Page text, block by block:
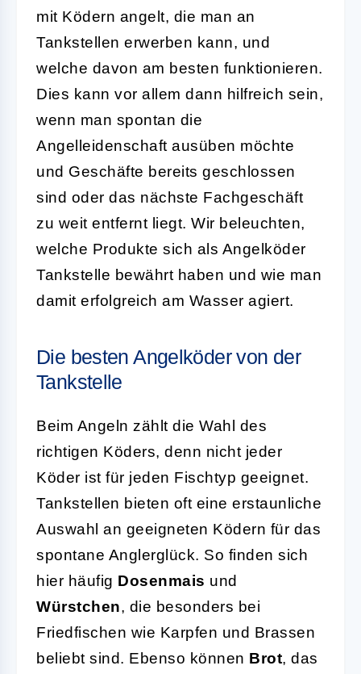
mit Ködern angelt, die man an
Tankstellen erwerben kann, und
welche davon am besten funktionieren.
Dies kann vor allem dann hilfreich sein,
wenn man spontan die
Angelleidenschaft ausüben möchte
und Geschäfte bereits geschlossen
sind oder das nächste Fachgeschäft
zu weit entfernt liegt. Wir beleuchten,
welche Produkte sich als Angelköder
Tankstelle bewährt haben und wie man
damit erfolgreich am Wasser agiert.
Die besten Angelköder von der
Tankstelle
Beim Angeln zählt die Wahl des
richtigen Köders, denn nicht jeder
Köder ist für jeden Fischtyp geeignet.
Tankstellen bieten oft eine erstaunliche
Auswahl an geeigneten Ködern für das
spontane Anglerglück. So finden sich
hier häufig Dosenmais und
Würstchen, die besonders bei
Friedfischen wie Karpfen und Brassen
beliebt sind. Ebenso können Brot, das